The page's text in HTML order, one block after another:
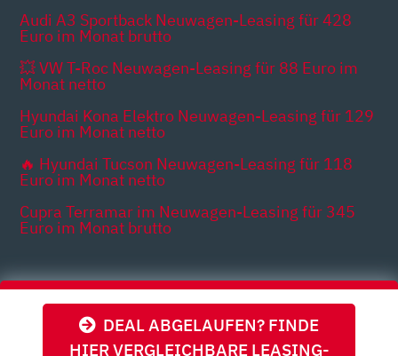
DEAL ABGELAUFEN? FINDE
HIER VERGLEICHBARE LEASING-
Audi A3 Sportback Neuwagen-Leasing für 428
Euro im Monat brutto
💥 VW T-Roc Neuwagen-Leasing für 88 Euro im
Monat netto
Hyundai Kona Elektro Neuwagen-Leasing für 129
Euro im Monat netto
🔥 Hyundai Tucson Neuwagen-Leasing für 118
Euro im Monat netto
Cupra Terramar im Neuwagen-Leasing für 345
Euro im Monat brutto